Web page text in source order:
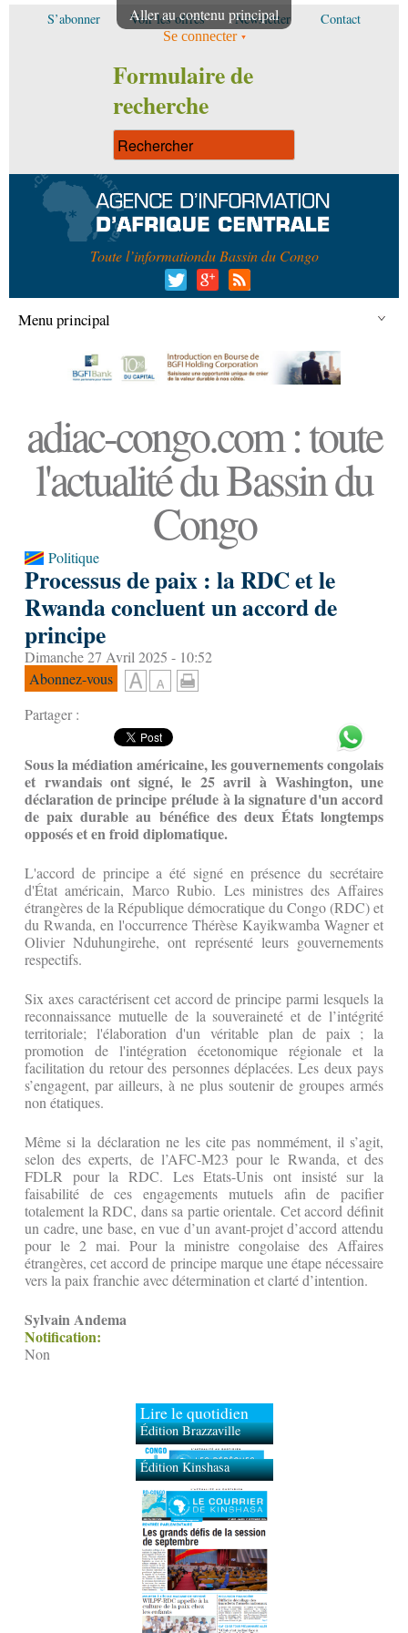
Aller au contenu principal
S’abonner Voir les offres Newsletter Contact
Se connecter
Formulaire de
recherche
Toute l’informationdu Bassin du Congo
Menu principal
adiac-congo.com : toute
l'actualité du Bassin du
Congo
Politique
Processus de paix : la RDC et le
Rwanda concluent un accord de
principe
Dimanche 27 Avril 2025 - 10:52
Abonnez-vous
Partager :
Sous la médiation américaine, les gouvernements congolais
et rwandais ont signé, le 25 avril à Washington, une
déclaration de principe prélude à la signature d'un accord
de paix durable au bénéfice des deux États longtemps
opposés et en froid diplomatique.
L'accord de principe a été signé en présence du secrétaire
d'État américain, Marco Rubio. Les ministres des Affaires
étrangères de la République démocratique du Congo (RDC) et
du Rwanda, en l'occurrence Thérèse Kayikwamba Wagner et
Olivier Nduhungirehe, ont représenté leurs gouvernements
respectifs.
Six axes caractérisent cet accord de principe parmi lesquels la
reconnaissance mutuelle de la souveraineté et de l’intégrité
territoriale; l'élaboration d'un véritable plan de paix ; la
promotion de l'intégration écetonomique régionale et la
facilitation du retour des personnes déplacées. Les deux pays
s’engagent, par ailleurs, à ne plus soutenir de groupes armés
non étatiques.
Même si la déclaration ne les cite pas nommément, il s’agit,
selon des experts, de l’AFC-M23 pour le Rwanda, et des
FDLR pour la RDC. Les Etats-Unis ont insisté sur la
faisabilité de ces engagements mutuels afin de pacifier
totalement la RDC, dans sa partie orientale. Cet accord définit
un cadre, une base, en vue d’un avant-projet d’accord attendu
pour le 2 mai. Pour la ministre congolaise des Affaires
étrangères, cet accord de principe marque une étape nécessaire
vers la paix franchie avec détermination et clarté d’intention.
Sylvain Andema
Notification:
Non
Lire le quotidien
Édition Brazzaville
Édition Kinshasa